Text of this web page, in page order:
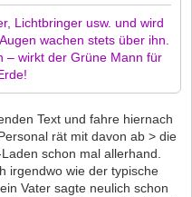
Lichtbringer usw. und wird
wachen stets über ihn.
– wirkt der Grüne Mann für
Text und fahre hiernach
rät mit davon ab > die
schon mal allerhand.
irgendwo wie der typische
Vater sagte neulich schon